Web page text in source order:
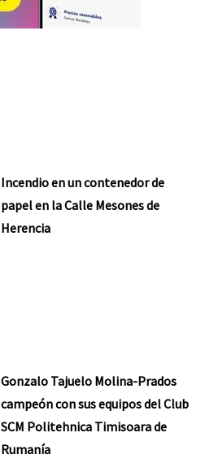
Incendio en un contenedor de
papel en la Calle Mesones de
Herencia
Gonzalo Tajuelo Molina-Prados
campeón con sus equipos del Club
SCM Politehnica Timisoara de
Rumanía